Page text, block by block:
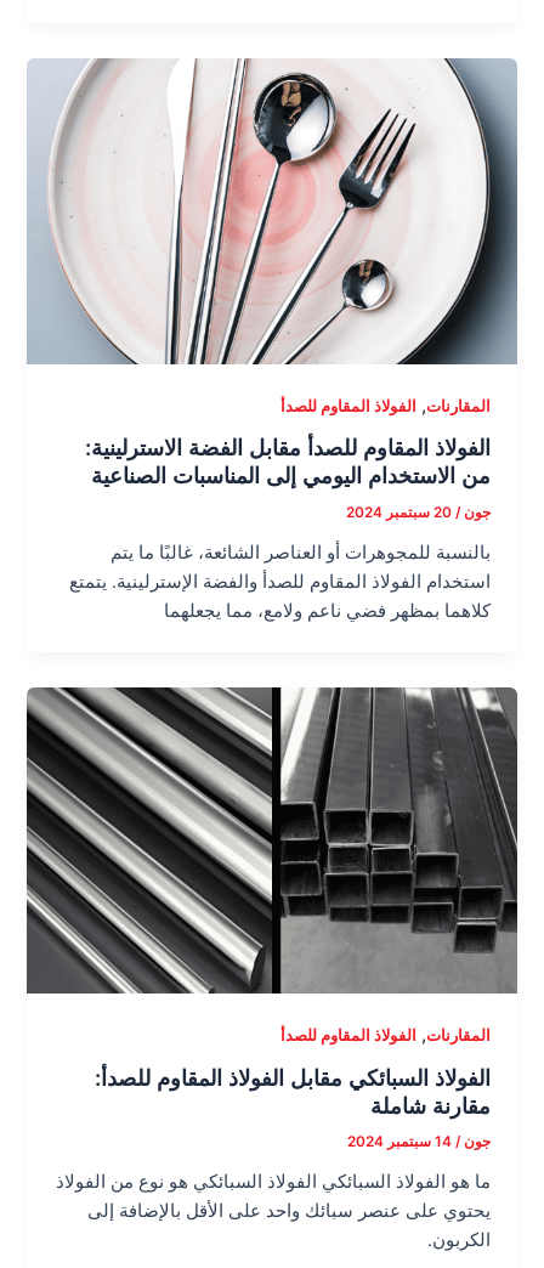
المقارنات, الفولاذ المقاوم للصدأ
الفولاذ المقاوم للصدأ مقابل الفضة الاسترلينية:
من الاستخدام اليومي إلى المناسبات الصناعية
جون/20 سبتمبر 2024
بالنسبة للمجوهرات أو العناصر الشائعة، غالبًا ما يتم
استخدام الفولاذ المقاوم للصدأ والفضة الإسترلينية. يتمتع
كلاهما بمظهر فضي ناعم ولامع، مما يجعلهما
المقارنات, الفولاذ المقاوم للصدأ
الفولاذ السبائكي مقابل الفولاذ المقاوم للصدأ:
مقارنة شاملة
جون/14 سبتمبر 2024
ما هو الفولاذ السبائكي الفولاذ السبائكي هو نوع من الفولاذ
يحتوي على عنصر سبائك واحد على الأقل بالإضافة إلى
الكربون.